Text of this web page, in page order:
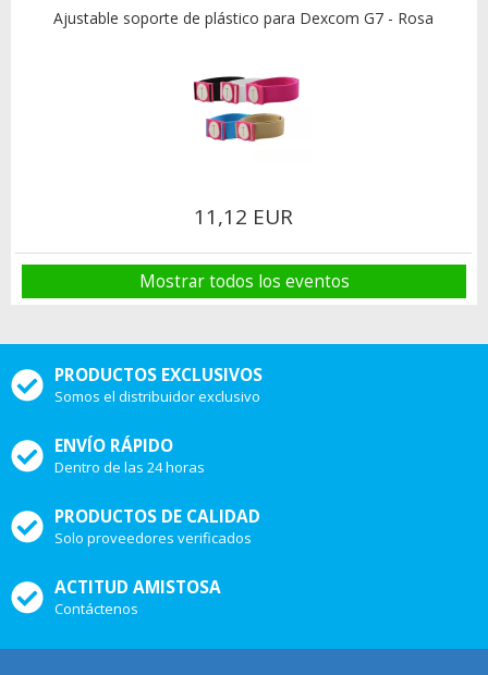
Ajustable soporte de plástico para Dexcom G7 - Rosa
11,12 EUR
Mostrar todos los eventos
PRODUCTOS EXCLUSIVOS
Somos el distribuidor exclusivo
ENVÍO RÁPIDO
Dentro de las 24 horas
PRODUCTOS DE CALIDAD
Solo proveedores verificados
ACTITUD AMISTOSA
Contáctenos